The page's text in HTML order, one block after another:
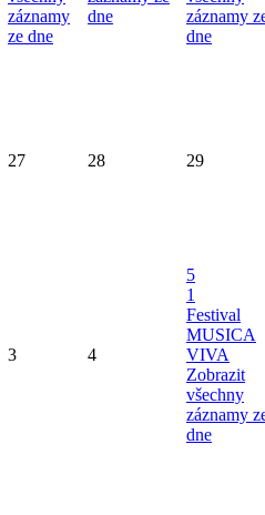
záznamy
ze dne
dne
záznamy
dne
27 28 29
3 4
5
1
Festival
MUSICA
VIVA
Zobrazit
všechny
záznamy
dne